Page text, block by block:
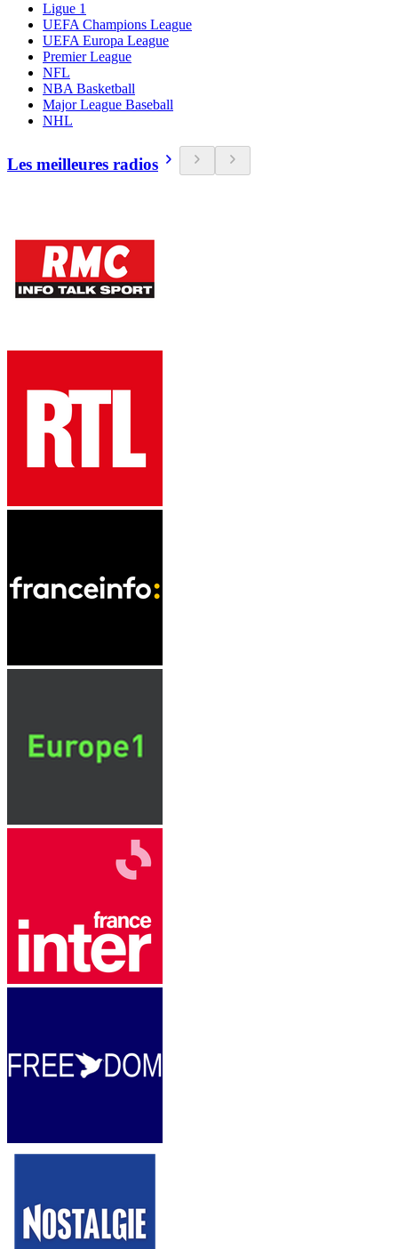
Ligue 1
UEFA Champions League
UEFA Europa League
Premier League
NFL
NBA Basketball
Major League Baseball
NHL
Les meilleures radios